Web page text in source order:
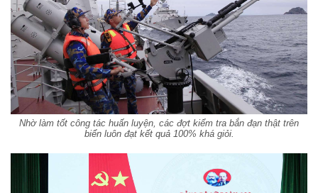
Nhờ làm tốt công tác huấn luyện, các đợt kiểm tra bắn đạn thật trên
biển luôn đạt kết quả 100% khá giỏi.